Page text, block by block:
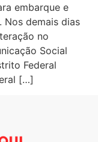
embarque e
Nos demais dias
no
Social
Federal
[…]